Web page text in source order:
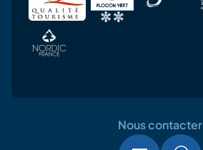
Nous contacter